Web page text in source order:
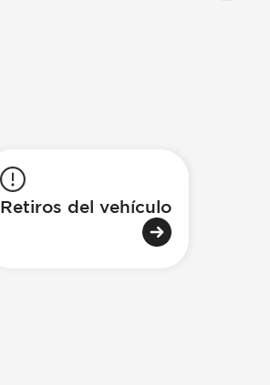
Retiros del vehículo